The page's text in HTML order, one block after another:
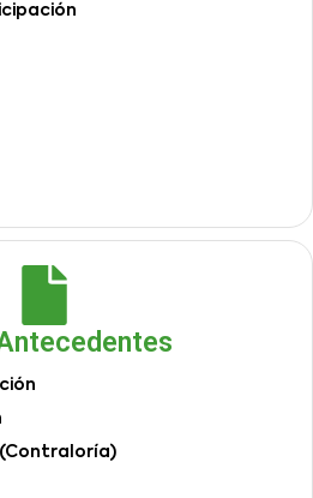
(Contraloría)